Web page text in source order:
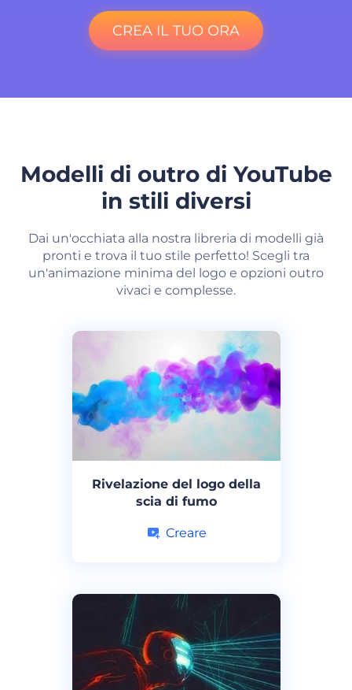
CREA IL TUO ORA
Modelli di outro di YouTube
in stili diversi
Dai un'occhiata alla nostra libreria di modelli già
pronti e trova il tuo stile perfetto! Scegli tra
un'animazione minima del logo e opzioni outro
vivaci e complesse.
Rivelazione del logo della
scia di fumo
Creare